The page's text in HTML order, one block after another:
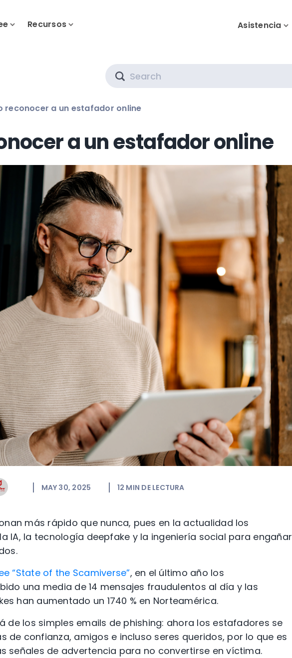
Recursos Asistencia
reconocer a un estafador online
a un estafador online
MAY 30, 2025 12 MIN DE LECTURA
más rápido que nunca, pues en la actualidad los
IA, la tecnología deepfake y la ingeniería social para engañar
“State of the Scamiverse”, en el último año los
una media de 14 mensajes fraudulentos al día y las
han aumentado un 1740 % en Norteamérica.
de los simples emails de phishing: ahora los estafadores se
de confianza, amigos e incluso seres queridos, por lo que es
señales de advertencia para no convertirse en víctima.